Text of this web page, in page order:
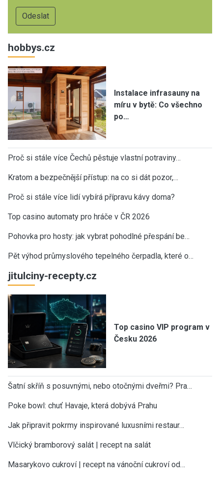
hobbys.cz
Instalace infrasauny na
míru v bytě: Co všechno
po…
Proč si stále více Čechů pěstuje vlastní potraviny…
Kratom a bezpečnější přístup: na co si dát pozor,…
Proč si stále více lidí vybírá přípravu kávy doma?
Top casino automaty pro hráče v ČR 2026
Pohovka pro hosty: jak vybrat pohodlné přespání be…
Pět výhod průmyslového tepelného čerpadla, které o…
jitulciny-recepty.cz
Top casino VIP program v
Česku 2026
Šatní skříň s posuvnými, nebo otočnými dveřmi? Pra…
Poke bowl: chuť Havaje, která dobývá Prahu
Jak připravit pokrmy inspirované luxusními restaur…
Vlčický bramborový salát | recept na salát
Masarykovo cukroví | recept na vánoční cukroví od…